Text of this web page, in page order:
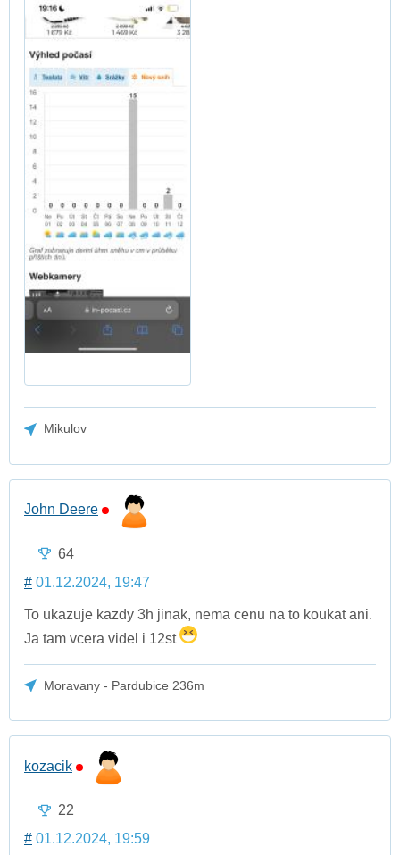
Mikulov
John Deere
64
# 01.12.2024, 19:47
To ukazuje kazdy 3h jinak, nema cenu na to koukat ani.
Ja tam vcera videl i 12st
Moravany - Pardubice 236m
kozacik
22
# 01.12.2024, 19:59